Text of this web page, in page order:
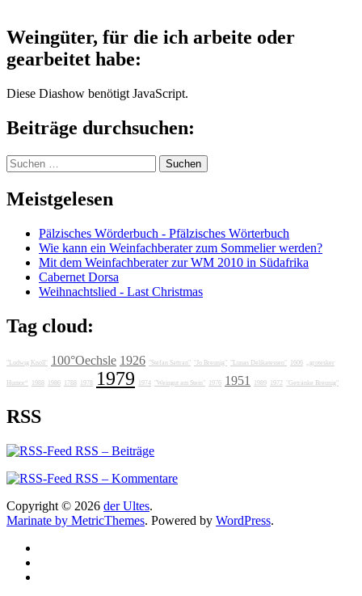
Weingüter, für die ich arbeite oder
gearbeitet habe:
Diese Diashow benötigt JavaScript.
Beiträge durchsuchen:
Suchen
nach:
Meistgelesen
Pälzisches Wörderbuch - Pfälzisches Wörterbuch
Wie kann ein Weinfachberater zum Sommelier werden?
Mit dem Weinfachberater zur WM 2010 in Südafrika
Cabernet Dorsa
Weihnachtslied - Last Christmas
Tag cloud:
"Ludwig Knoll" 100°Oechsle 1926 "Stefan Sattran" "Jo Breunig" "Lunas Delikatessen" 1606 „grotesker
Humor“ 1988 1986 1788 1978 1979 1974 "Weingut am Stein" 1976 1951 1989 1972 "Getränke Breunig"
RSS
RSS – Beiträge
RSS – Kommentare
Copyright © 2026 der Ultes.
Marinate by MetricThemes. Powered by WordPress.